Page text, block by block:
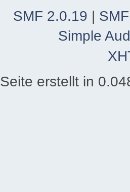
SMF 2.0.19 |
Simple
Seite erstellt in